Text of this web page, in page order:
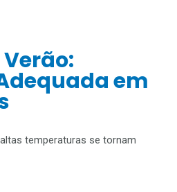
em
temperaturas se tornam